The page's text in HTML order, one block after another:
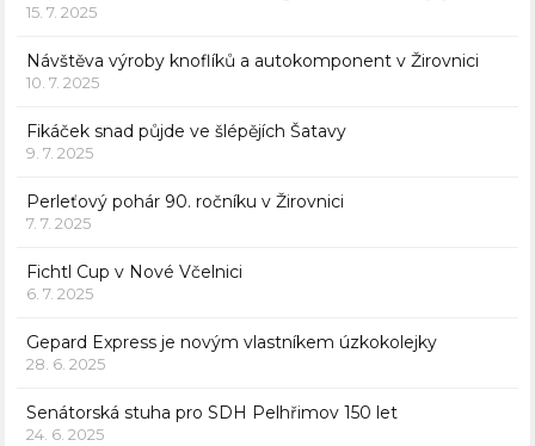
15. 7. 2025
Návštěva výroby knoflíků a autokomponent v Žirovnici
10. 7. 2025
Fikáček snad půjde ve šlépějích Šatavy
9. 7. 2025
Perleťový pohár 90. ročníku v Žirovnici
7. 7. 2025
Fichtl Cup v Nové Včelnici
6. 7. 2025
Gepard Express je novým vlastníkem úzkokolejky
28. 6. 2025
Senátorská stuha pro SDH Pelhřimov 150 let
24. 6. 2025